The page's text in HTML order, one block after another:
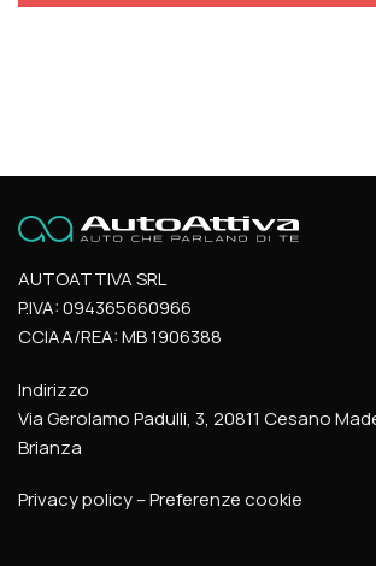
AUTOATTIVA SRL
P.IVA: 094365660966
CCIAA/REA: MB 1906388
Indirizzo
Via Gerolamo Padulli, 3, 20811 Cesano
Brianza
Privacy policy–Preferenze cookie